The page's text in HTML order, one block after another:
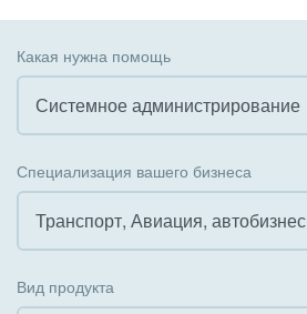
Какая нужна помощь
Системное администрирование
Внедрение КЭДО
Интеграция с 1С
Специализация вашего бизнеса
Транспорт, Авиация, автобизнес
Вид продукта